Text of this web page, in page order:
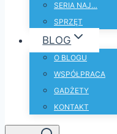
SERIA NAJ…
SPRZĘT
BLOG
O BLOGU
WSPÓŁPRACA
GADŻETY
KONTAKT